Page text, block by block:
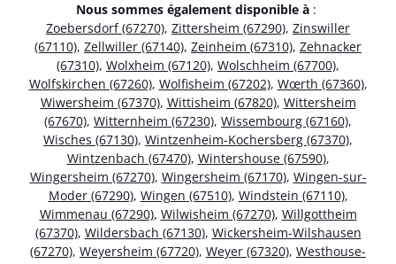
Nous sommes également disponible à :
Zoebersdorf (67270), Zittersheim (67290), Zinswiller
(67110), Zellwiller (67140), Zeinheim (67310), Zehnacker
(67310), Wolxheim (67120), Wolschheim (67700),
Wolfskirchen (67260), Wolfisheim (67202), Wœrth (67360),
Wiwersheim (67370), Wittisheim (67820), Wittersheim
(67670), Witternheim (67230), Wissembourg (67160),
Wisches (67130), Wintzenheim-Kochersberg (67370),
Wintzenbach (67470), Wintershouse (67590),
Wingersheim (67270), Wingersheim (67170), Wingen-sur-
Moder (67290), Wingen (67510), Windstein (67110),
Wimmenau (67290), Wilwisheim (67270), Willgottheim
(67370), Wildersbach (67130), Wickersheim-Wilshausen
(67270), Weyersheim (67720), Weyer (67320), Westhouse-